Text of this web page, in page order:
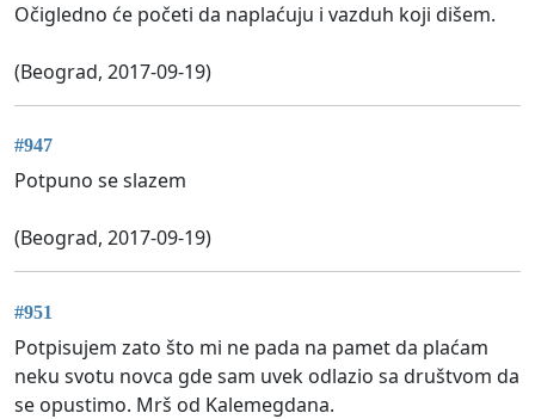
Očigledno će početi da naplaćuju i vazduh koji dišem.
(Beograd, 2017-09-19)
#947
Potpuno se slazem
(Beograd, 2017-09-19)
#951
Potpisujem zato što mi ne pada na pamet da plaćam
neku svotu novca gde sam uvek odlazio sa društvom da
se opustimo. Mrš od Kalemegdana.